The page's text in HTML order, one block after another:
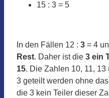
15 : 3 = 5
In den Fällen 12 : 3 = 4
Rest. Daher ist die 3 ein
15. Die Zahlen 10, 11,
3 geteilt werden ohne
die 3 kein Teiler dieser